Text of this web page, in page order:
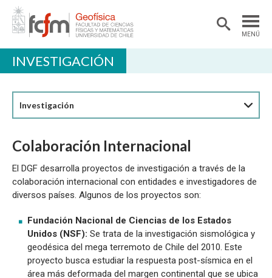
MENÚ
DEPARTAMENTO
BIBLIOTECA
Ciencias Atmosféricas
Geofísica Aplicada
INVESTIGACIÓN
Investigación
Colaboración Internacional
El DGF desarrolla proyectos de investigación a través de la
colaboración internacional con entidades e investigadores de
diversos países. Algunos de los proyectos son:
Fundación Nacional de Ciencias de los Estados
Unidos (NSF): Se trata de la investigación sismológica y
geodésica del mega terremoto de Chile del 2010. Este
proyecto busca estudiar la respuesta post-sísmica en el
área más deformada del margen continental que se ubica